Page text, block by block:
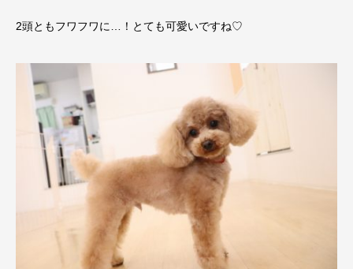
2頭ともフワフワに…！とても可愛いですね♡